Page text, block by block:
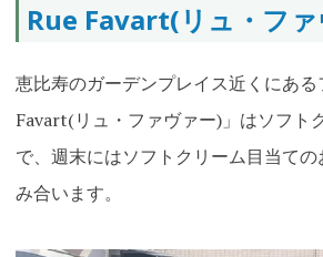
Rue Favart(リュ・フ
恵比寿のガーデンプレイス近くにある
Favart(リュ・ファヴァー)」はソフト
で、週末にはソフトクリーム目当て
み合います。